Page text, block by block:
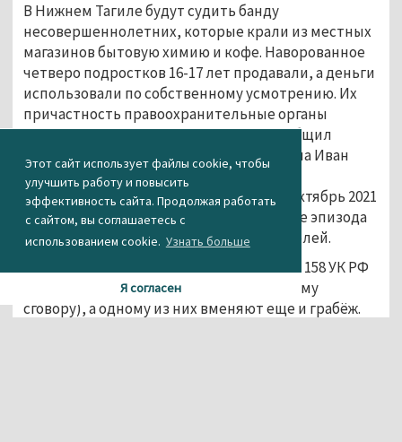
Этот сайт использует файлы cookie, чтобы
улучшить работу и повысить
эффективность сайта. Продолжая работать
с сайтом, вы соглашаетесь с
использованием cookie. Узнать больше
Я согласен
В Нижнем Тагиле будут судить банду
несовершеннолетних, которые крали из местных
магазинов бытовую химию и кофе. Наворованное
четверо подростков 16-17 лет продавали, а деньги
использовали по собственному усмотрению. Их
причастность правоохранительные органы
установили практически сразу. Как сообщил
помощник прокурора Ленинского района Иван
Перегуд, злоумышленники совершали
преступления в период с сентября по октябрь 2021
года. На счету злоумышленников четыре эпизода
на общую сумму чуть более 14 тысяч рублей.
Всем предъявлено обвинение по ч. 2 ст. 158 УК РФ
(кража группой лиц по предварительному
сговору), а одному из них вменяют ещё и грабёж.